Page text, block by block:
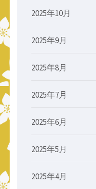
2025年10月
2025年9月
2025年8月
2025年7月
2025年6月
2025年5月
2025年4月